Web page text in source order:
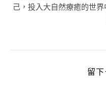
己，投入大自然療癒的世
留